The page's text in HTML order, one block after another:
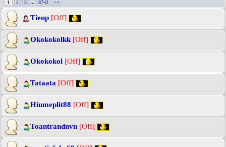
1 2 3 ... 8742 >>
Tienp [Off]
Okokokolkk [Off]
Okokokol [Off]
Tataata [Off]
Hiumeplit88 [Off]
Toantrandnvn [Off]